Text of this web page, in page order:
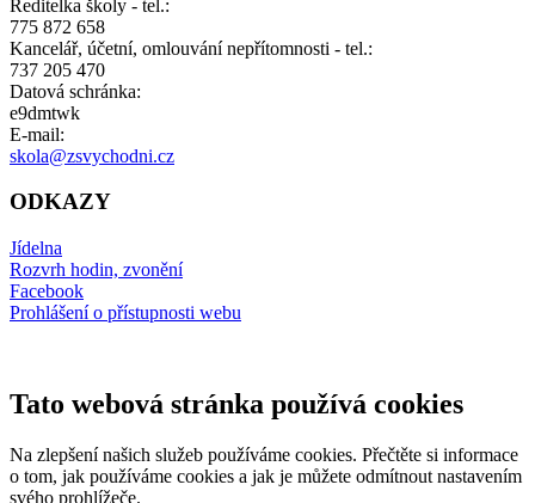
Ředitelka školy - tel.:
775 872 658
Kancelář, účetní, omlouvání nepřítomnosti - tel.:
737 205 470
Datová schránka:
e9dmtwk
E-mail:
skola@zsvychodni.cz
ODKAZY
Jídelna
Rozvrh hodin, zvonění
Facebook
Prohlášení o přístupnosti webu
Tato webová stránka používá cookies
Na zlepšení našich služeb používáme cookies. Přečtěte si informace
o tom, jak používáme cookies a jak je můžete odmítnout nastavením
svého prohlížeče.